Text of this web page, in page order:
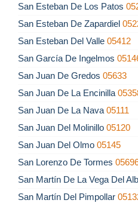
San Esteban De Los Patos
San Esteban De Zapardiel
San Esteban Del Valle 05412
San García De Ingelmos
San Juan De Gredos 05633
San Juan De La Encinilla
San Juan De La Nava 05111
San Juan Del Molinillo 05120
San Juan Del Olmo 05145
San Lorenzo De Tormes
San Martín De La Vega Del
San Martín Del Pimpollar